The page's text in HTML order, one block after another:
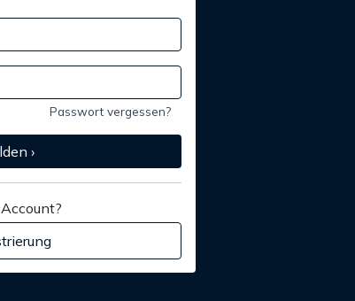
Passwort vergessen?
›